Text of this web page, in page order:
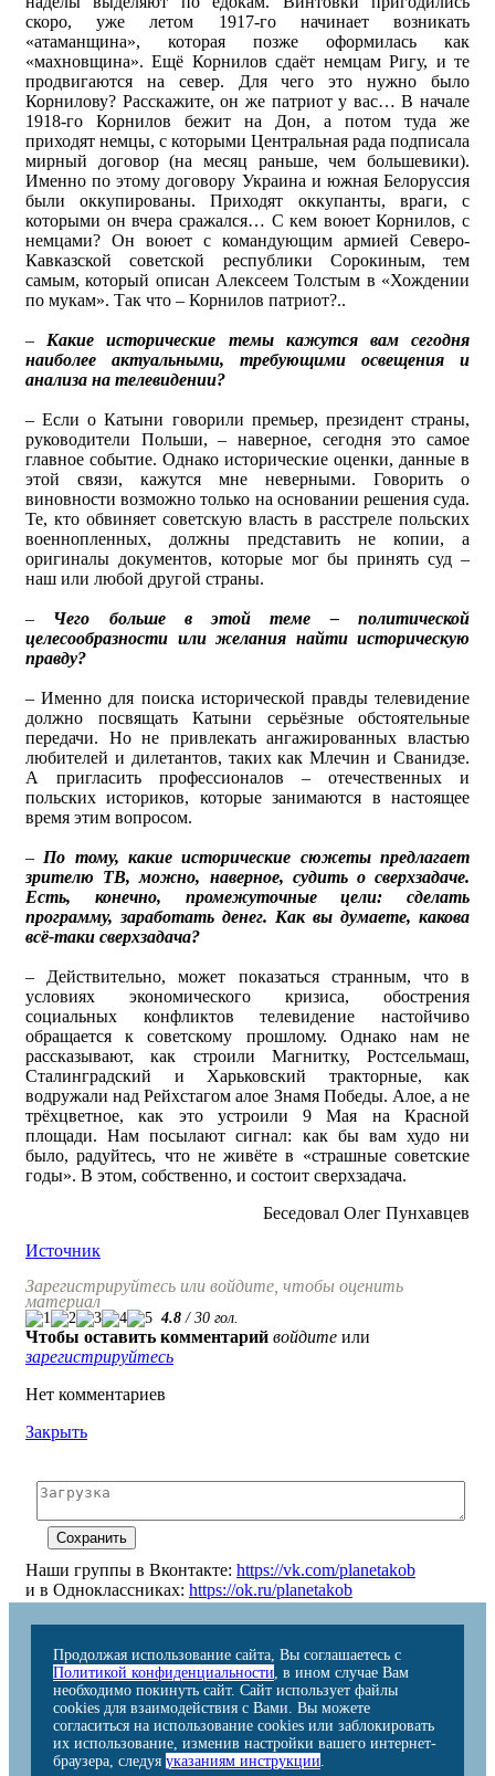
скоро, уже летом 1917-го начинает возникать
«атаманщина», которая позже оформилась как
«махновщина». Ещё Корнилов сдаёт немцам Ригу, и те
продвигаются на север. Для чего это нужно было
Корнилову? Расскажите, он же патриот у вас… В начале
1918-го Корнилов бежит на Дон, а потом туда же
приходят немцы, с которыми Центральная рада подписала
мирный договор (на месяц раньше, чем большевики).
Именно по этому договору Украина и южная Белоруссия
были оккупированы. Приходят оккупанты, враги, с
которыми он вчера сражался… С кем воюет Корнилов, с
немцами? Он воюет с командующим армией Северо-
Кавказской советской республики Сорокиным, тем
самым, который описан Алексеем Толстым в «Хождении
по мукам». Так что – Корнилов патриот?..
– Какие исторические темы кажутся вам сегодня
наиболее актуальными, требующими освещения и
анализа на телевидении?
– Если о Катыни говорили премьер, президент страны,
руководители Польши, – наверное, сегодня это самое
главное событие. Однако исторические оценки, данные в
этой связи, кажутся мне неверными. Говорить о
виновности возможно только на основании решения суда.
Те, кто обвиняет советскую власть в расстреле польских
военнопленных, должны представить не копии, а
оригиналы документов, которые мог бы принять суд –
наш или любой другой страны.
– Чего больше в этой теме – политической
целесообразности или желания найти историческую
правду?
– Именно для поиска исторической правды телевидение
должно посвящать Катыни серьёзные обстоятельные
передачи. Но не привлекать ангажированных властью
любителей и дилетантов, таких как Млечин и Сванидзе.
А пригласить профессионалов – отечественных и
польских историков, которые занимаются в настоящее
время этим вопросом.
– По тому, какие исторические сюжеты предлагает
зрителю ТВ, можно, наверное, судить о сверхзадаче.
Есть, конечно, промежуточные цели: сделать
программу, заработать денег. Как вы думаете, какова
всё-таки сверхзадача?
– Действительно, может показаться странным, что в
условиях экономического кризиса, обострения
социальных конфликтов телевидение настойчиво
обращается к советскому прошлому. Однако нам не
рассказывают, как строили Магнитку, Ростсельмаш,
Сталинградский и Харьковский тракторные, как
водружали над Рейхстагом алое Знамя Победы. Алое, а не
трёхцветное, как это устроили 9 Мая на Красной
площади. Нам посылают сигнал: как бы вам худо ни
было, радуйтесь, что не живёте в «страшные советские
годы». В этом, собственно, и состоит сверхзадача.
Беседовал Олег Пунхавцев
Источник
Зарегистрируйтесь или войдите, чтобы оценить
материал
4.8 / 30 гол.
Чтобы оставить комментарий войдите или
зарегистрируйтесь
Нет комментариев
Закрыть
Наши группы в Вконтакте: https://vk.com/planetakob
и в Одноклассниках: https://ok.ru/planetakob
Продолжая использование сайта, Вы соглашаетесь с
Политикой конфиденциальности, в ином случае Вам
необходимо покинуть сайт. Сайт использует файлы
cookies для взаимодействия с Вами. Вы можете
согласиться на использование cookies или заблокировать
их использование, изменив настройки вашего интернет-
браузера, следуя указаниям инструкции.